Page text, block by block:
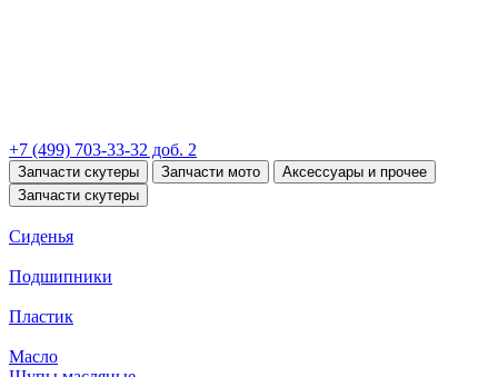
+7 (499) 703-33-32 доб. 2
Запчасти скутеры Запчасти мото
Аксессуары и прочее
Запчасти скутеры
Сиденья
Подшипники
Пластик
Масло